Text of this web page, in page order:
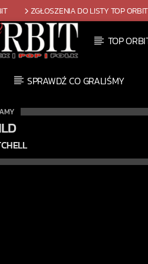
ZGŁOSZENIA DO LISTY TOP ORBIT
TOP
SPRAWDŹ CO GRALIŚMY